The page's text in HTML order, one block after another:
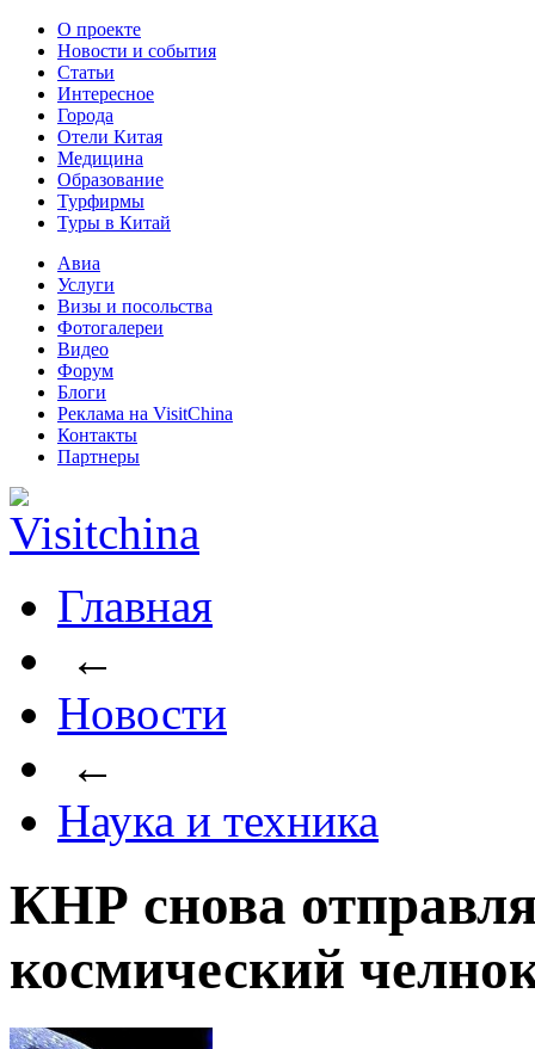
О проекте
Новости и события
Статьи
Интересное
Города
Отели Китая
Медицина
Образование
Турфирмы
Туры в Китай
Авиа
Услуги
Визы и посольства
Фотогалереи
Видео
Форум
Блоги
Реклама на VisitChina
Контакты
Партнеры
Главная
←
Новости
←
Наука и техника
КНР снова
космический